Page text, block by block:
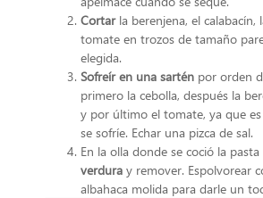
Cortarla berenjena, el calabacín,
tomate en trozos de tamaño
elegida.
Sofreír en una sartén por orden
primero la cebolla, después la
y por último el tomate, ya que
se sofríe. Echar una pizca de sal.
En la olla donde se coció la pasta
verdura y remover. Espolvorear
albahaca molida para darle un